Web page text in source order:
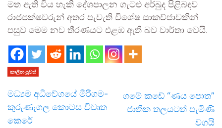
මත ඇති විය හැකි දේශපාලන ගැටළු අර්බුද පිළිබඳව
රාජපක්ෂවරුන් අතර පැවැති විශේෂ සාකච්ජාවකින්
පසුව මෙම නව තීරණයට එළඹ ඇති බව වාර්තා වෙයි.
කාලීන පුවත්
මධ්‍යම අධිවේගයේ මීරිගම-
කුරුණෑගල කොටස විවෘත
කෙරේ
ගමේ කඩේ “ණය පොත”
ජාතික තලයටත් පැමිණි
වගයි